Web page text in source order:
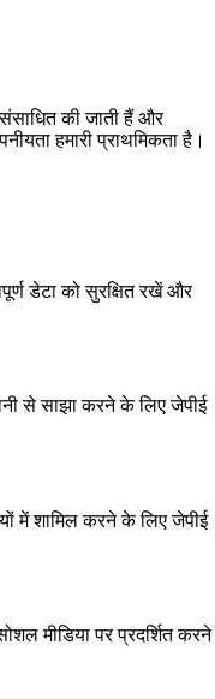
की जाती हैं और
हमारी प्राथमिकता है।
डेटा को सुरक्षित रखें और
से साझा करने के लिए जेपीई
में शामिल करने के लिए जेपीई
मीडिया पर प्रदर्शित करने